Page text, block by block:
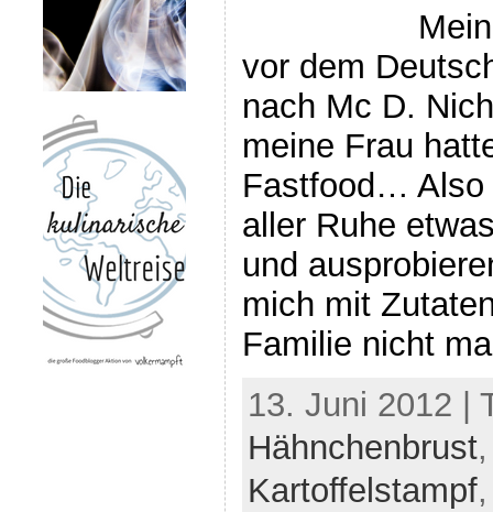
vor dem
nach Mc D.
meine Frau
Fastfood… Also
aller Ruhe
und
mich mit
Familie nicht
13. Juni 2012 |
Hähnchenbrust
Kartoffelstampf